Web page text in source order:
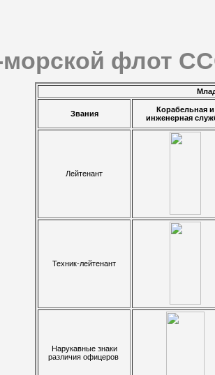
флот
Звания
Корабельная и
инженерная
Лейтенант
Техник-лейтенант
Нарукавные знаки
различия офицеров